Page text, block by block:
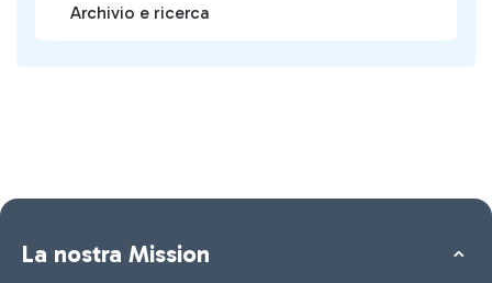
Archivio e ricerca
La nostra Mission